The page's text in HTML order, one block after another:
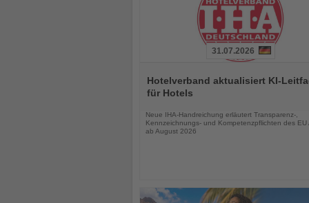
Sie
die
31.07.2026
Hotelverband aktualisiert KI-
für Hotels
Neue IHA-Handreichung erläutert Transparenz-,
Kennzeichnungs- und Kompetenzpflichten des EU
ab August 2026